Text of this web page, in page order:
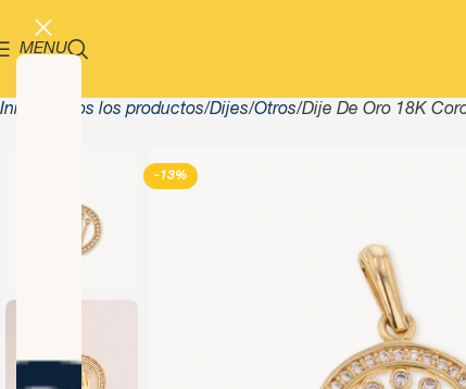
MENU
Inicio Todos los productos Dijes Otros Dije De Oro 18K
-13%